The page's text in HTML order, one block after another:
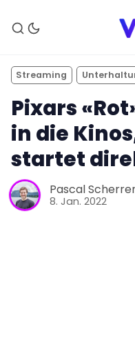
Streaming
Pixars
in die
startet
Pascal
8. Jan. 2022